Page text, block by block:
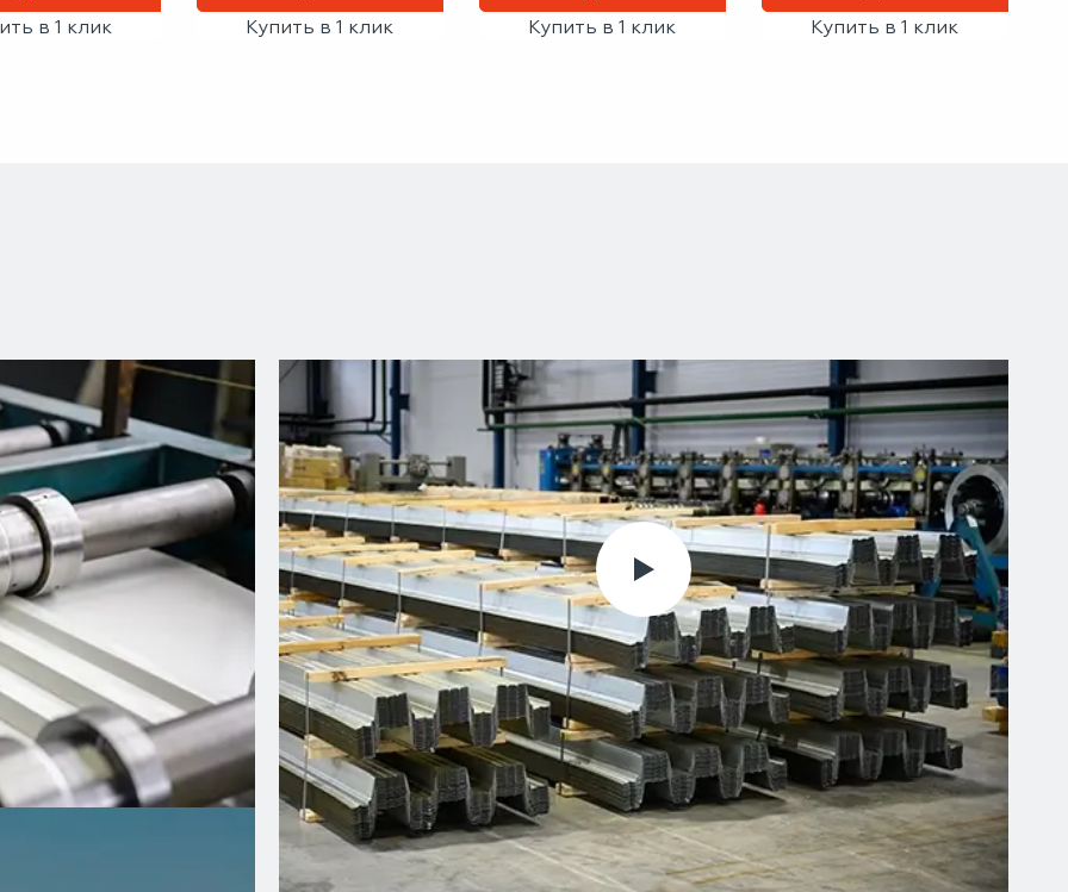
в 1 клик
Купить в 1 клик
Купить в 1 клик
Купить в 1 клик